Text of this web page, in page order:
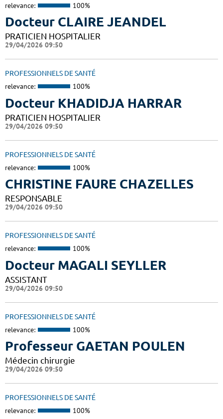
relevance: 100%
Docteur CLAIRE JEANDEL
PRATICIEN HOSPITALIER
29/04/2026 09:50
PROFESSIONNELS DE SANTÉ
relevance: 100%
Docteur KHADIDJA HARRAR
PRATICIEN HOSPITALIER
29/04/2026 09:50
PROFESSIONNELS DE SANTÉ
relevance: 100%
CHRISTINE FAURE CHAZELLES
RESPONSABLE
29/04/2026 09:50
PROFESSIONNELS DE SANTÉ
relevance: 100%
Docteur MAGALI SEYLLER
ASSISTANT
29/04/2026 09:50
PROFESSIONNELS DE SANTÉ
relevance: 100%
Professeur GAETAN POULEN
Médecin chirurgie
29/04/2026 09:50
PROFESSIONNELS DE SANTÉ
relevance: 100%